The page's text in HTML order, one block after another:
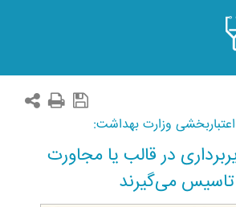
وزارت بهداشت:
در قالب یا مجاورت
تاسیس می‌گیرند